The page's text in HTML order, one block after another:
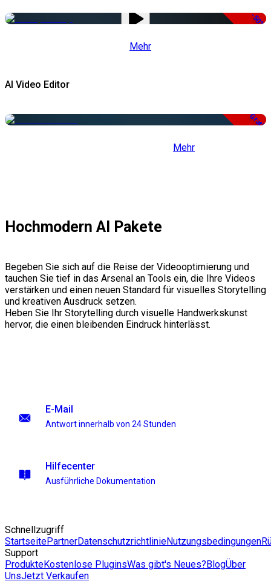
-50%
Mehr
AI Video Editor
Gratis
Mehr
Hochmodern AI Pakete
Begeben Sie sich auf die Reise der Videooptimierung und
tauchen Sie tief in das Arsenal an Tools ein, die Ihre Videos
verstärken und einen neuen Standard für visuelles Storytelling
und kreativen Ausdruck setzen.
Heben Sie Ihr Storytelling durch visuelle Handwerkskunst
hervor, die einen bleibenden Eindruck hinterlässt.
E-Mail
Antwort innerhalb von 24 Stunden
Hilfecenter
Ausführliche Dokumentation
Schnellzugriff
StartseitePartnerDatenschutzrichtlinieNutzungsbedingungen
Support
ProdukteKostenlose PluginsWas gibt's Neues?BlogÜber
UnsJetzt Verkaufen